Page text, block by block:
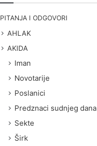
PITANJA I ODGOVORI
AHLAK
AKIDA
Iman
Novotarije
Poslanici
Predznaci sudnjeg dana
Sekte
Širk